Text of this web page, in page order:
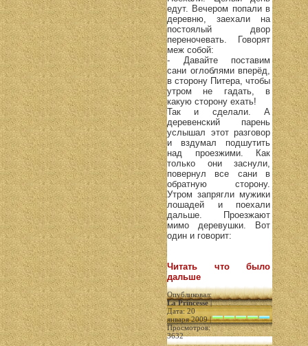
едут. Вечером попали в
деревню, заехали на
постоялый двор
переночевать. Говорят
меж собой:
- Давайте поставим
сани оглоблями вперёд,
в сторону Питера, чтобы
утром не гадать, в
какую сторону ехать!
Так и сделали. А
деревенский парень
услышал этот разговор
и вздумал подшутить
над проезжими. Как
только они заснули,
повернул все сани в
обратную сторону.
Утром запрягли мужики
лошадей и поехали
дальше. Проезжают
мимо деревушки. Вот
один и говорит:
Читать что было
дальше
Опубликовал:
La Princesse|
Дата: 20
января 2009 |
Просмотров:
3632